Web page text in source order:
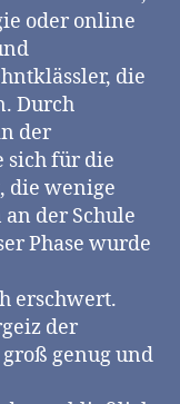
oder online
die
Durch
der
sich für die
die wenige
der Schule
Phase wurde
erschwert.
der
genug und